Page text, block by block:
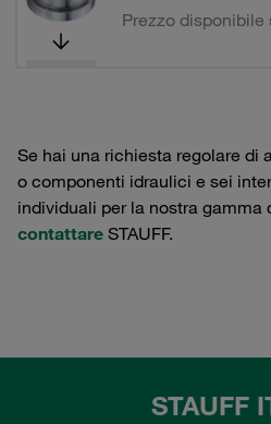
Prezzo
Se hai una richiesta regolare di
o componenti idraulici e sei
individuali per la nostra gamma
contattare STAUFF.
STAUFF